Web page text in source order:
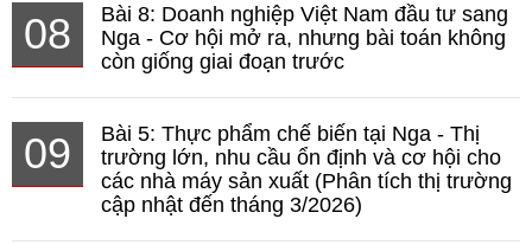
08
Bài 8: Doanh nghiệp Việt Nam đầu tư sang
Nga - Cơ hội mở ra, nhưng bài toán không
còn giống giai đoạn trước
09
Bài 5: Thực phẩm chế biến tại Nga - Thị
trường lớn, nhu cầu ổn định và cơ hội cho
các nhà máy sản xuất (Phân tích thị trường
cập nhật đến tháng 3/2026)